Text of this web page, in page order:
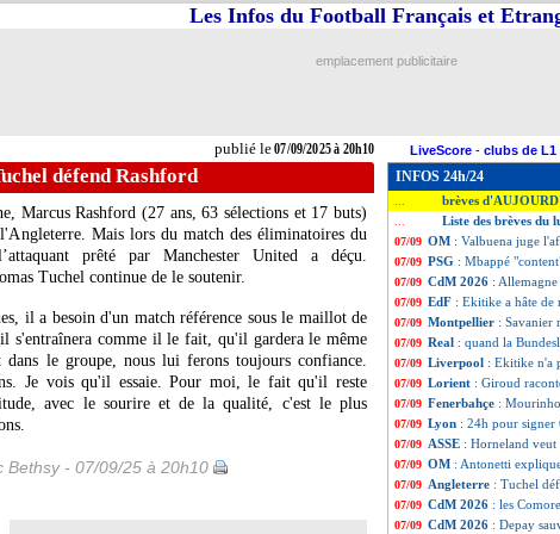
publié le07/09/2025 à 20h10
Les Infos du Football Français et
emplacement publicitaire
LiveScore - clubs de L1
défend Rashford
Marcus Rashford (27 ans, 63 sélections et 17 buts)
Mais lors du match des éliminatoires du
prêté par Manchester United a déçu.
Tuchel continue de le soutenir.
il a besoin d'un match référence sous le maillot de
s'entraînera comme il le fait, qu'il gardera le même
le groupe, nous lui ferons toujours confiance.
Je vois qu'il essaie. Pour moi, le fait qu'il reste
avec le sourire et de la qualité, c'est le plus
Bethsy - 07/09/25 à 20h10
INFOS 24h/24
brèves
Liste des brèves du
07/09 OM : Valbuena juge
07/09 PSG : Mbappé
07/09 CdM 2026 :
07/09 EdF : Ekitike a hâte de
07/09 Montpellier : Savanier
07/09 Real : quand la
07/09 Liverpool : Ekitike n'a
07/09 Lorient : Giroud
07/09 Fenerbahçe :
07/09 Lyon : 24h pour signer
07/09 ASSE : Horneland
07/09 OM : Antonetti
07/09 Angleterre : Tuchel
07/09 CdM 2026 : les
07/09 CdM 2026 : Depay